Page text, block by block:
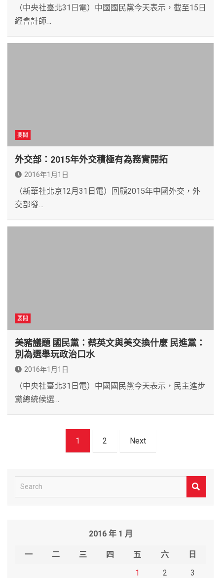
（中央社臺北31日電）中國國民黨今天表示，截至15日
經會計師…
要聞
外交部：2015年外交積極有為務實開拓
2016年1月1日
（新華社北京12月31日電）回顧2015年中國外交，外
交部發…
要聞
美豬議題 國民黨：蔡英文與美交換什麼 民進黨：
別為選舉玩政治口水
2016年1月1日
（中央社臺北31日電）中國國民黨今天表示，民主進步
黨總統候選…
1 2 Next
e
2016 年 1 月
一 二 三 四 五 六
日
1
2
3